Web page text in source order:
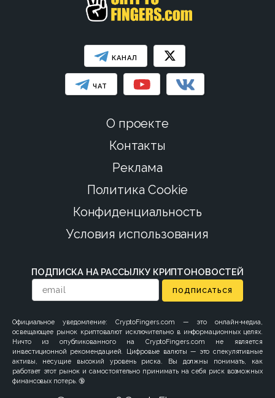
КАНАЛ
ЧАТ
О проекте
Контакты
Реклама
Политика Cookie
Конфиденциальность
Условия использования
ПОДПИСКА НА РАССЫЛКУ КРИПТОНОВОСТЕЙ
ПОДПИСАТЬСЯ
Официальное уведомление: CryptoFingers.com — это онлайн-медиа,
освещающее рынок криптовалют исключительно в информационных целях.
Ничто из опубликованного на CryptoFingers.com не является
инвестиционной рекомендацией. Цифровые валюты — это спекулятивные
активы, несущие высокий уровень риска. Вы должны понимать, как
работает этот рынок и самостоятельно принимать на себя риск возможных
финансовых потерь. 🔞